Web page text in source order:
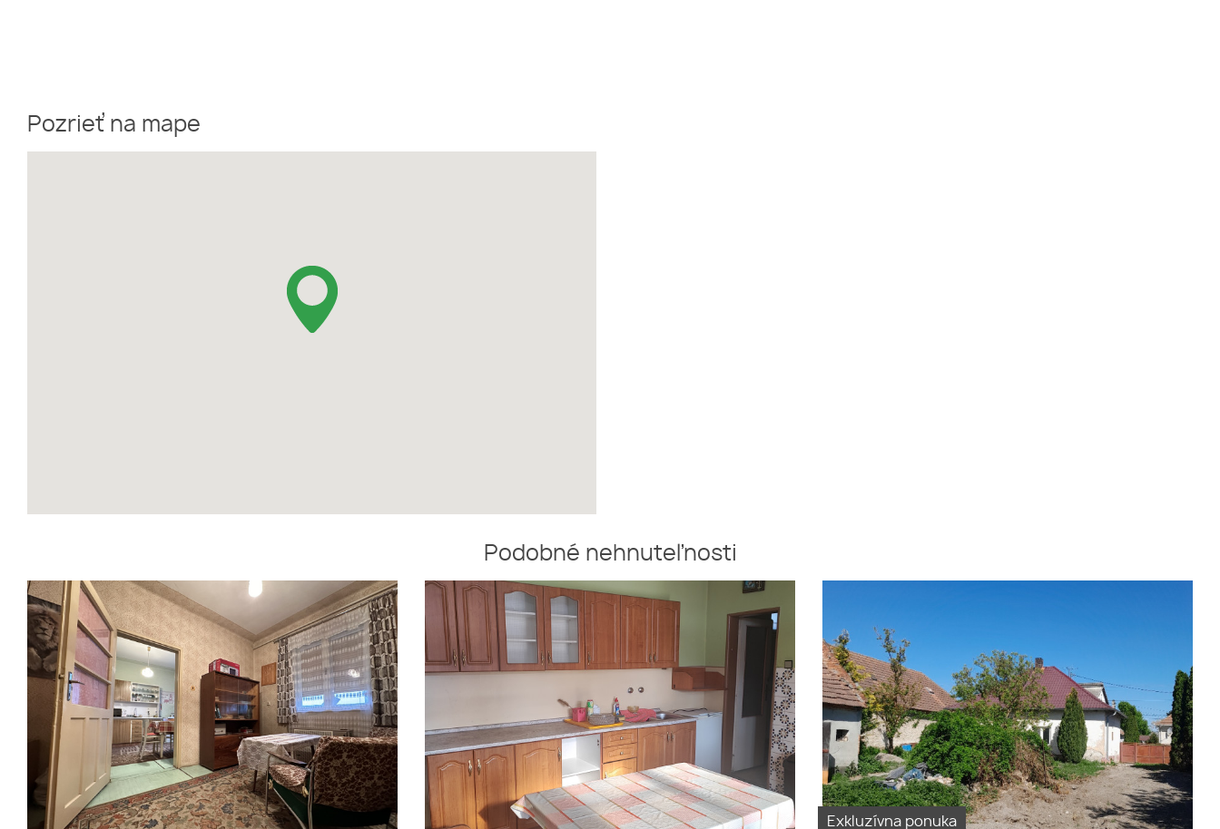
Pozrieť na mape
Podobné nehnuteľnosti
Na predaj 4-izbový RD v tichej
časti obce. Tento dom s
rozlohou 120 m² a pozemkom
1045 m² je ideálny na
podľa vlastných predstáv
Holice časť Beketfa okres DS
Exkluzívna ponuka